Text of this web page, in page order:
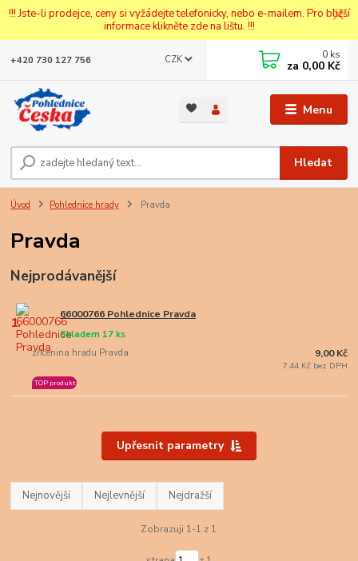
!!! Jste-li prodejce, ceny si vyžádejte telefonicky, nebo e-mailem. Pro bližší
informace klikněte zde na lištu. !!!
Menu
CZK
Hledat
+420 730 127 756 0 ks
za 0,00 Kč
Úvod Pohlednice hrady Pravda
Pravda
Nejprodávanější
1. 66000766 Pohlednice Pravda
zřícenina hradu Pravda
Skladem 17 ks
TOP produkt
9,00 Kč
7,44 Kč bez DPH
Upřesnit parametry
Nejnovější Nejlevnější Nejdražší
Zobrazuji 1-1 z 1